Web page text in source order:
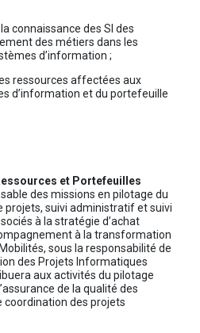
des SI des
des métiers dans les
d’information ;
ressources affectées aux
d’information et du portefeuille
et Portefeuilles
des missions en pilotage du
projets, suivi administratif et suivi
à la stratégie d’achat
à la transformation
sous la responsabilité de
des Projets Informatiques
aux activités du pilotage
de la qualité des
coordination des projets